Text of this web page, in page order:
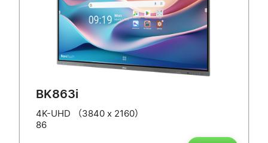
BK863i
4K-UHD （3840 x 2160）
86